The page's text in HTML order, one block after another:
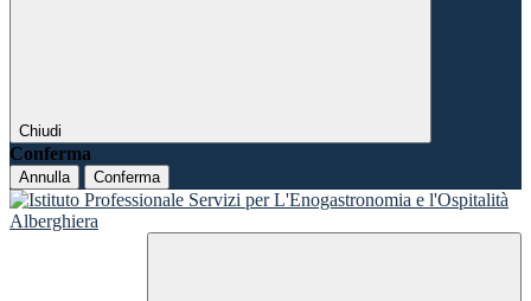
Chiudi
Conferma
Annulla Conferma